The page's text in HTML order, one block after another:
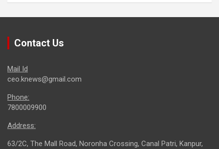
Contact Us
Mail Id
ceo.knews@gmail.com
Phone:
7800009900
Address:
63/2C, The Mall Road, Noronha Crossing, Canal Patri, Kanpur,